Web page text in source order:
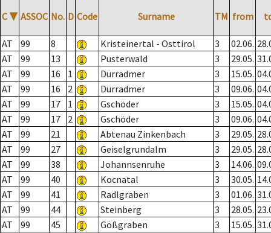
C ▼ ASSOC No. D Code Surname TM from
AT 99 8 Kristeinertal - Osttirol 3 02.06.
AT
99 13 Pusterwald 3 29.05.
AT
99 16 1 Dürradmer 3 15.05.
AT
99 16 2 Dürradmer 3 09.06.
AT
99 17 1 Gschöder 3 15.05.
AT
99 17 2 Gschöder 3 09.06.
AT
99 21 Abtenau Zinkenbach 3 29.05.
AT
99 27 Geiselgrundalm 3 29.05.
AT
99 38 Johannsenruhe 3 14.06.
AT
99 40 Kocnatal 3 30.05.
AT
99 41 Radlgraben 3 01.06.
AT
99 44 Steinberg 3 28.05.
AT
99 45 Gößgraben 3 15.05.